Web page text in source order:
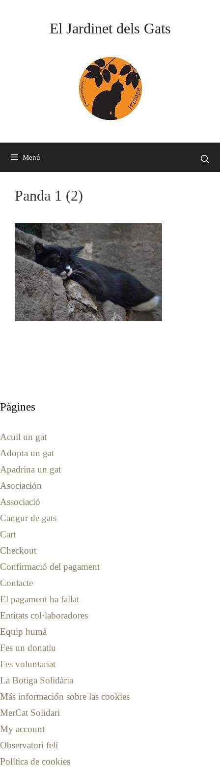
El Jardinet dels Gats
Menú
Panda 1 (2)
Pàgines
Acull un gat
Adopta un gat
Apadrina un gat
Asociación
Associació
Cangur de gats
Cart
Checkout
Confirmació del pagament
Contacte
El pagament ha fallat
Entitats col·laboradores
Equip humà
Fes un donatiu
Fes voluntariat
La Botiga Solidària
Más información sobre las cookies
MerCat Solidari
My account
Observatori felí
Política de cookies